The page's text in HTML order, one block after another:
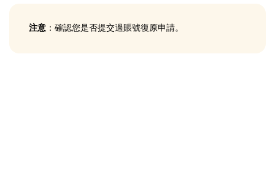
注意 ：確認您是否提交過賬號復原申請。